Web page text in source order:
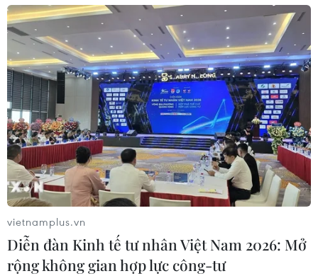
Những hệ quả của việc Tổng thống Trump
rút khỏi Hiệp định Paris
04/06/2017 03:14
Các tờ báo lớn ở Mỹ ngày 1/6 đăng tải nổi bật những
bài viết dự đoán về hệ quả của việc Tổng thống Donald
Trump rút khỏi Hiệp định Paris về biến đổi khí hậu.
vietnamplus.vn
Diễn đàn Kinh tế tư nhân Việt Nam 2026: Mở
rộng không gian hợp lực công-tư